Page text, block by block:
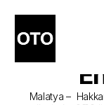
Malatya –